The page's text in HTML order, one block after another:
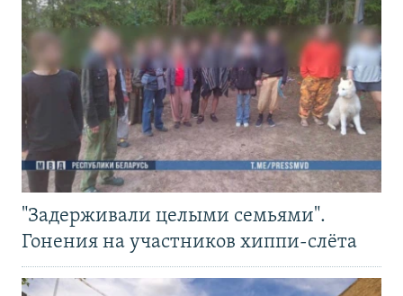
"Задерживали целыми семьями".
Гонения на участников хиппи-слёта